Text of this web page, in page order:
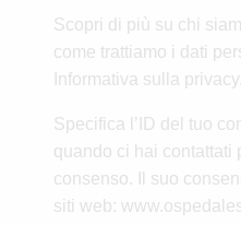
Scopri di più su chi
come trattiamo i dati
Informativa sulla privacy.
Specifica l’ID del tuo
quando ci hai contattati
consenso. Il suo
siti web: